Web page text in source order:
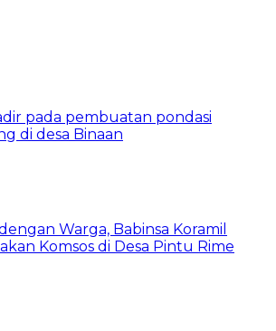
pada pembuatan pondasi
di desa Binaan
Warga, Babinsa Koramil
Komsos di Desa Pintu Rime